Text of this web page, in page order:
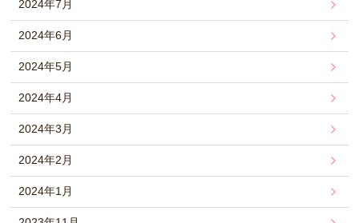
2024年7月
2024年6月
2024年5月
2024年4月
2024年3月
2024年2月
2024年1月